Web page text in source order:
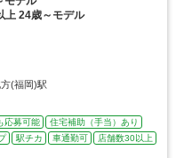
上 24歳～モデル
(福岡)駅
応募可能
住宅補助（手当）あり
駅チカ 車通勤可
店舗数30以上